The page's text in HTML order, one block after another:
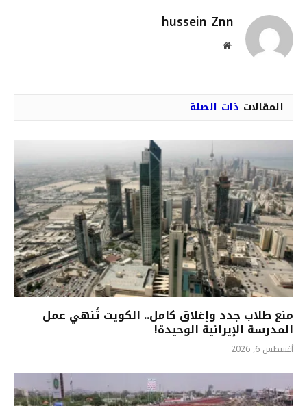
hussein Znn
موقع
المقالات ذات الصلة
منع طلاب جدد وإغلاق كامل.. الكويت تُنهي عمل
المدرسة الإيرانية الوحيدة!
أغسطس 6, 2026